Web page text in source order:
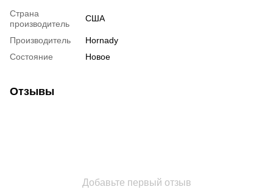
Страна
производитель
США
Производитель
Hornady
Состояние
Новое
Отзывы
Добавьте первый отзыв